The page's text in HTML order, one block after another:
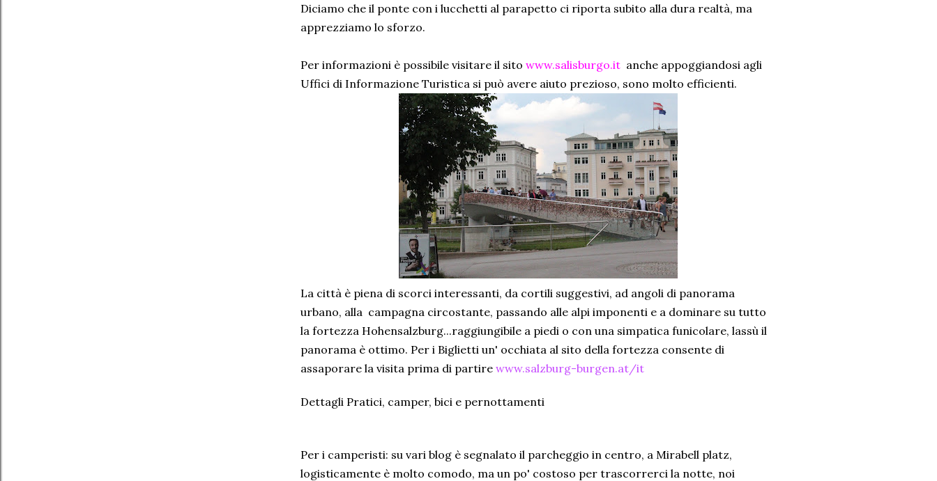
Diciamo che il ponte con i lucchetti al parapetto ci riporta subito alla dura realtà, ma
apprezziamo lo sforzo.
Per informazioni è possibile visitare il sito www.salisburgo.it anche appoggiandosi agli
Uffici di Informazione Turistica si può avere aiuto prezioso, sono molto efficienti.
La città è piena di scorci interessanti, da cortili suggestivi, ad angoli di panorama
urbano, alla campagna circostante, passando alle alpi imponenti e a dominare su tutto
la fortezza Hohensalzburg...raggiungibile a piedi o con una simpatica funicolare, lassù il
panorama è ottimo. Per i Biglietti un' occhiata al sito della fortezza consente di
assaporare la visita prima di partire www.salzburg-burgen.at/it
Dettagli Pratici, camper, bici e pernottamenti
Per i camperisti: su vari blog è segnalato il parcheggio in centro, a Mirabell platz,
logisticamente è molto comodo, ma un po' costoso per trascorrerci la notte, noi